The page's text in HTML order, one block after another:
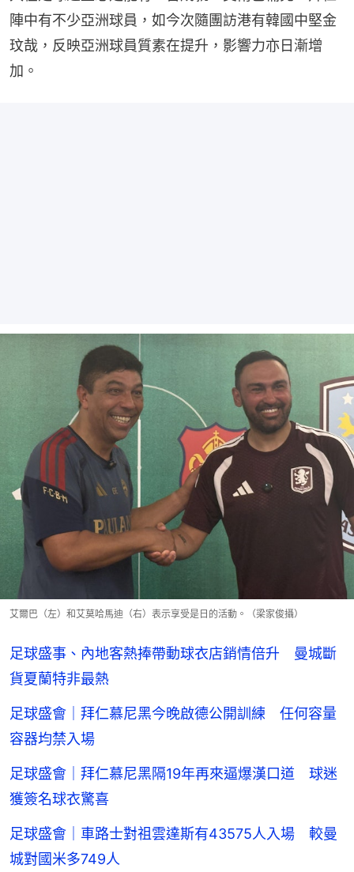
陣中有不少亞洲球員，如今次隨團訪港有韓國中堅金
玟哉，反映亞洲球員質素在提升，影響力亦日漸增
加。
艾爾巴（左）和艾莫哈馬迪（右）表示享受是日的活動。（梁家俊攝）
足球盛事、內地客熱捧帶動球衣店銷情倍升 曼城斷
貨夏蘭特非最熱
足球盛會｜拜仁慕尼黑今晚啟德公開訓練 任何容量
容器均禁入場
足球盛會｜拜仁慕尼黑隔19年再來逼爆漢口道 球迷
獲簽名球衣驚喜
足球盛會｜車路士對祖雲達斯有43575人入場 較曼
城對國米多749人